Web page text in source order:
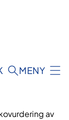
MENY
av